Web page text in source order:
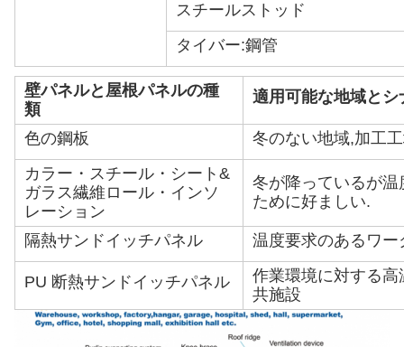
スチールストッド
タイバー:鋼管
壁パネルと屋根パネルの種
類
適用可能な地域とシ
色の鋼板
冬のない地域,加工
カラー・スチール・シート&
ガラス繊維ロール・インソ
レーション
冬が降っているが
ために好ましい.
隔熱サンドイッチパネル 温度要求のあるワ
PU 断熱サンドイッチパネル
作業環境に対する
共施設